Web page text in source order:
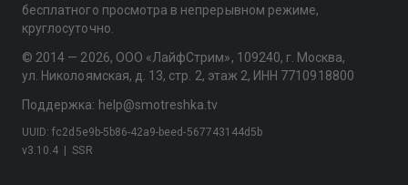
бесплатного просмотра в непрерывном режиме,
круглосуточно.
© 2014 — 2026, ООО «ЛайфСтрим», 109240, г. Москва,
ул. Николоямская, д. 13, стр. 2, этаж 2, ИНН 7710918800
Поддержка: help@smotreshka.tv
v3.10.4 SSR
UUID: fc2d5e9b-5b86-42a9-beed-567743144d5b